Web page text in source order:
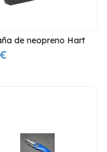
de neopreno Hart